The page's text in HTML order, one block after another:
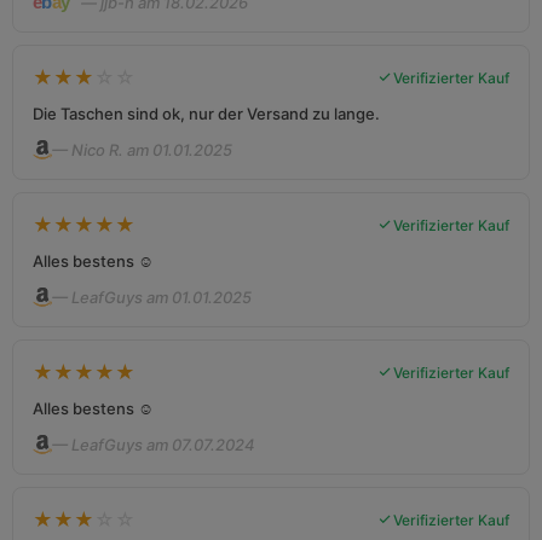
★ ★ ★ Verifizierter Kauf
Die Taschen sind ok, nur der Versand zu lange.
— Nico R. am 01.01.2025
★ ★ ★ ★ ★ Verifizierter Kauf
Alles bestens ☺️
— LeafGuys am 01.01.2025
★ ★ ★ ★ ★ Verifizierter Kauf
Alles bestens ☺️
— LeafGuys am 07.07.2024
★ ★ ★ Verifizierter Kauf